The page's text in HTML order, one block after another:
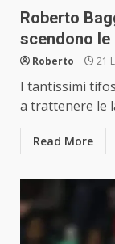
Roberto
scendono le
Roberto 21
I tantissimi
a trattenere le
Read More